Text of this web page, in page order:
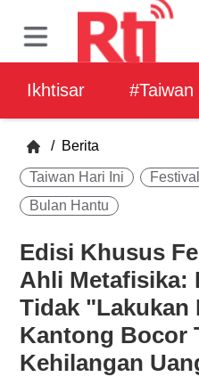
Ikhtisar
/ Berita
Taiwan Hari Ini
Bulan Hantu
Edisi Khusus
Ahli Metafisika:
Tidak "Lakukan
Kantong Bocor
Kehilangan